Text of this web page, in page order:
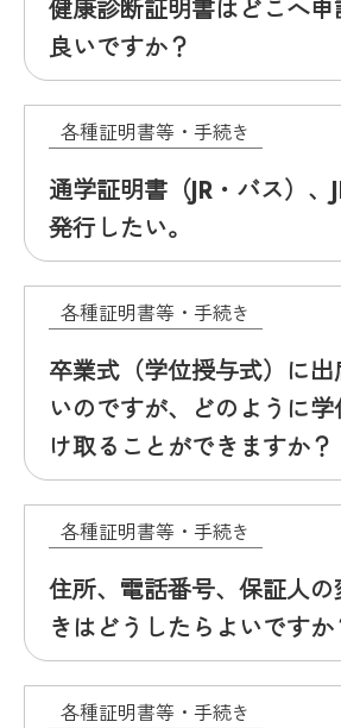
健康診断証明書はどこへ
良いですか？
各種証明書等・手続き
通学証明書（JR・バス）、
発行したい。
各種証明書等・手続き
卒業式（学位授与式）に
いのですが、どのように
け取ることができますか？
各種証明書等・手続き
住所、電話番号、保証人
きはどうしたらよいですか
各種証明書等・手続き